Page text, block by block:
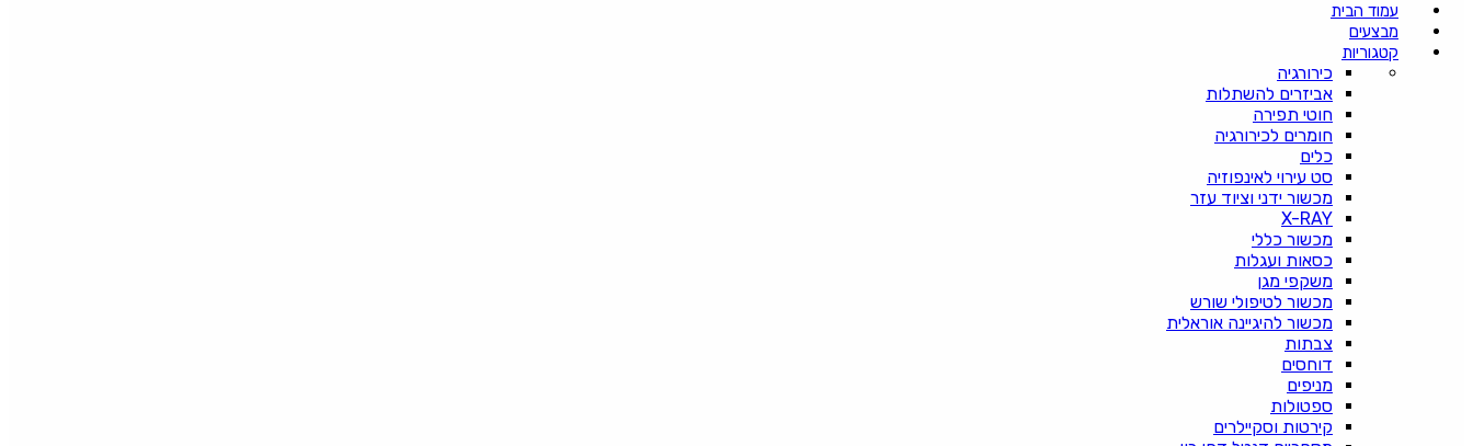
עמוד הבית
מבצעים
קטגוריות
כירורגיה
אביזרים להשתלות
חוטי תפירה
חומרים לכירורגיה
כלים
סט עירוי לאינפוזיה
מכשור ידני וציוד עזר
X-RAY
מכשור כללי
כסאות ועגלות
משקפי מגן
מכשור לטיפולי שורש
מכשור להיגיינה אוראלית
צבתות
דוחסים
מניפים
ספטולות
קירטות וסקיילרים